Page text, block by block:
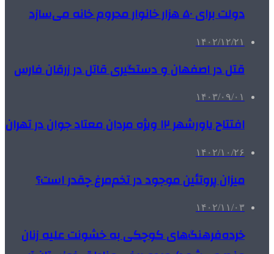
دولت برای ۵۰ هزار خانوار محروم خانه می‌سازد
۱۴۰۲/۱۲/۲۱
قتل در اصفهان و دستگیری قاتل در زرقان فارس
۱۴۰۳/۰۹/۰۱
افتتاح یاورشهر ۱۲ ویژه مردان معتاد جوان در تهران
۱۴۰۲/۱۰/۲۶
میزان پروتئین موجود در تخم‌مرغ چقدر است؟
۱۴۰۲/۱۱/۰۳
خرده‌فرهنگ‌های کوچکی به خشونت علیه زنان